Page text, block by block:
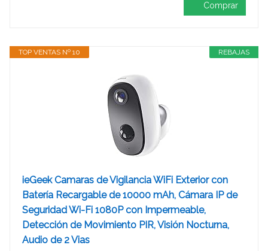
Comprar
REBAJAS
TOP VENTAS Nº 10
ieGeek Camaras de Vigilancia WiFi Exterior con
Batería Recargable de 10000 mAh, Cámara IP de
Seguridad Wi-Fi 1080P con Impermeable,
Detección de Movimiento PIR, Visión Nocturna,
Audio de 2 Vias